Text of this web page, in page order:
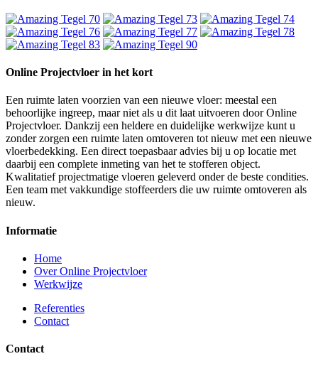
Online Projectvloer in het kort
Een ruimte laten voorzien van een nieuwe vloer: meestal een
behoorlijke ingreep, maar niet als u dit laat uitvoeren door Online
Projectvloer. Dankzij een heldere en duidelijke werkwijze kunt u
zonder zorgen een ruimte laten omtoveren tot nieuw met een nieuwe
vloerbedekking. Een direct toepasbaar advies bij u op locatie met
daarbij een complete inmeting van het te stofferen object.
Kwalitatief projectmatige vloeren geleverd onder de beste condities.
Een team met vakkundige stoffeerders die uw ruimte omtoveren als
nieuw.
Informatie
Home
Over Online Projectvloer
Werkwijze
Referenties
Contact
Contact